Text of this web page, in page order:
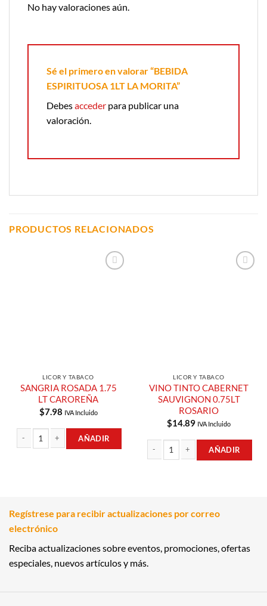
No hay valoraciones aún.
Sé el primero en valorar “BEBIDA
ESPIRITUOSA 1LT LA MORITA”
Debesacceder para publicar una
valoración.
PRODUCTOS RELACIONADOS
LICOR Y TABACO
SANGRIA ROSADA 1.75
LT CAROREÑA
$7.98 IVA Incluido
SANGRIA ROSADA 1.75 LT CAROREÑA cantidad
AÑADIR
LICOR Y TABACO
VINO TINTO CABERNET
SAUVIGNON 0.75LT
ROSARIO
$14.89 IVA Incluido
AÑADIR
Regístrese para recibir actualizaciones por correo
electrónico
Reciba actualizaciones sobre eventos, promociones, ofertas
especiales, nuevos artículos y más.